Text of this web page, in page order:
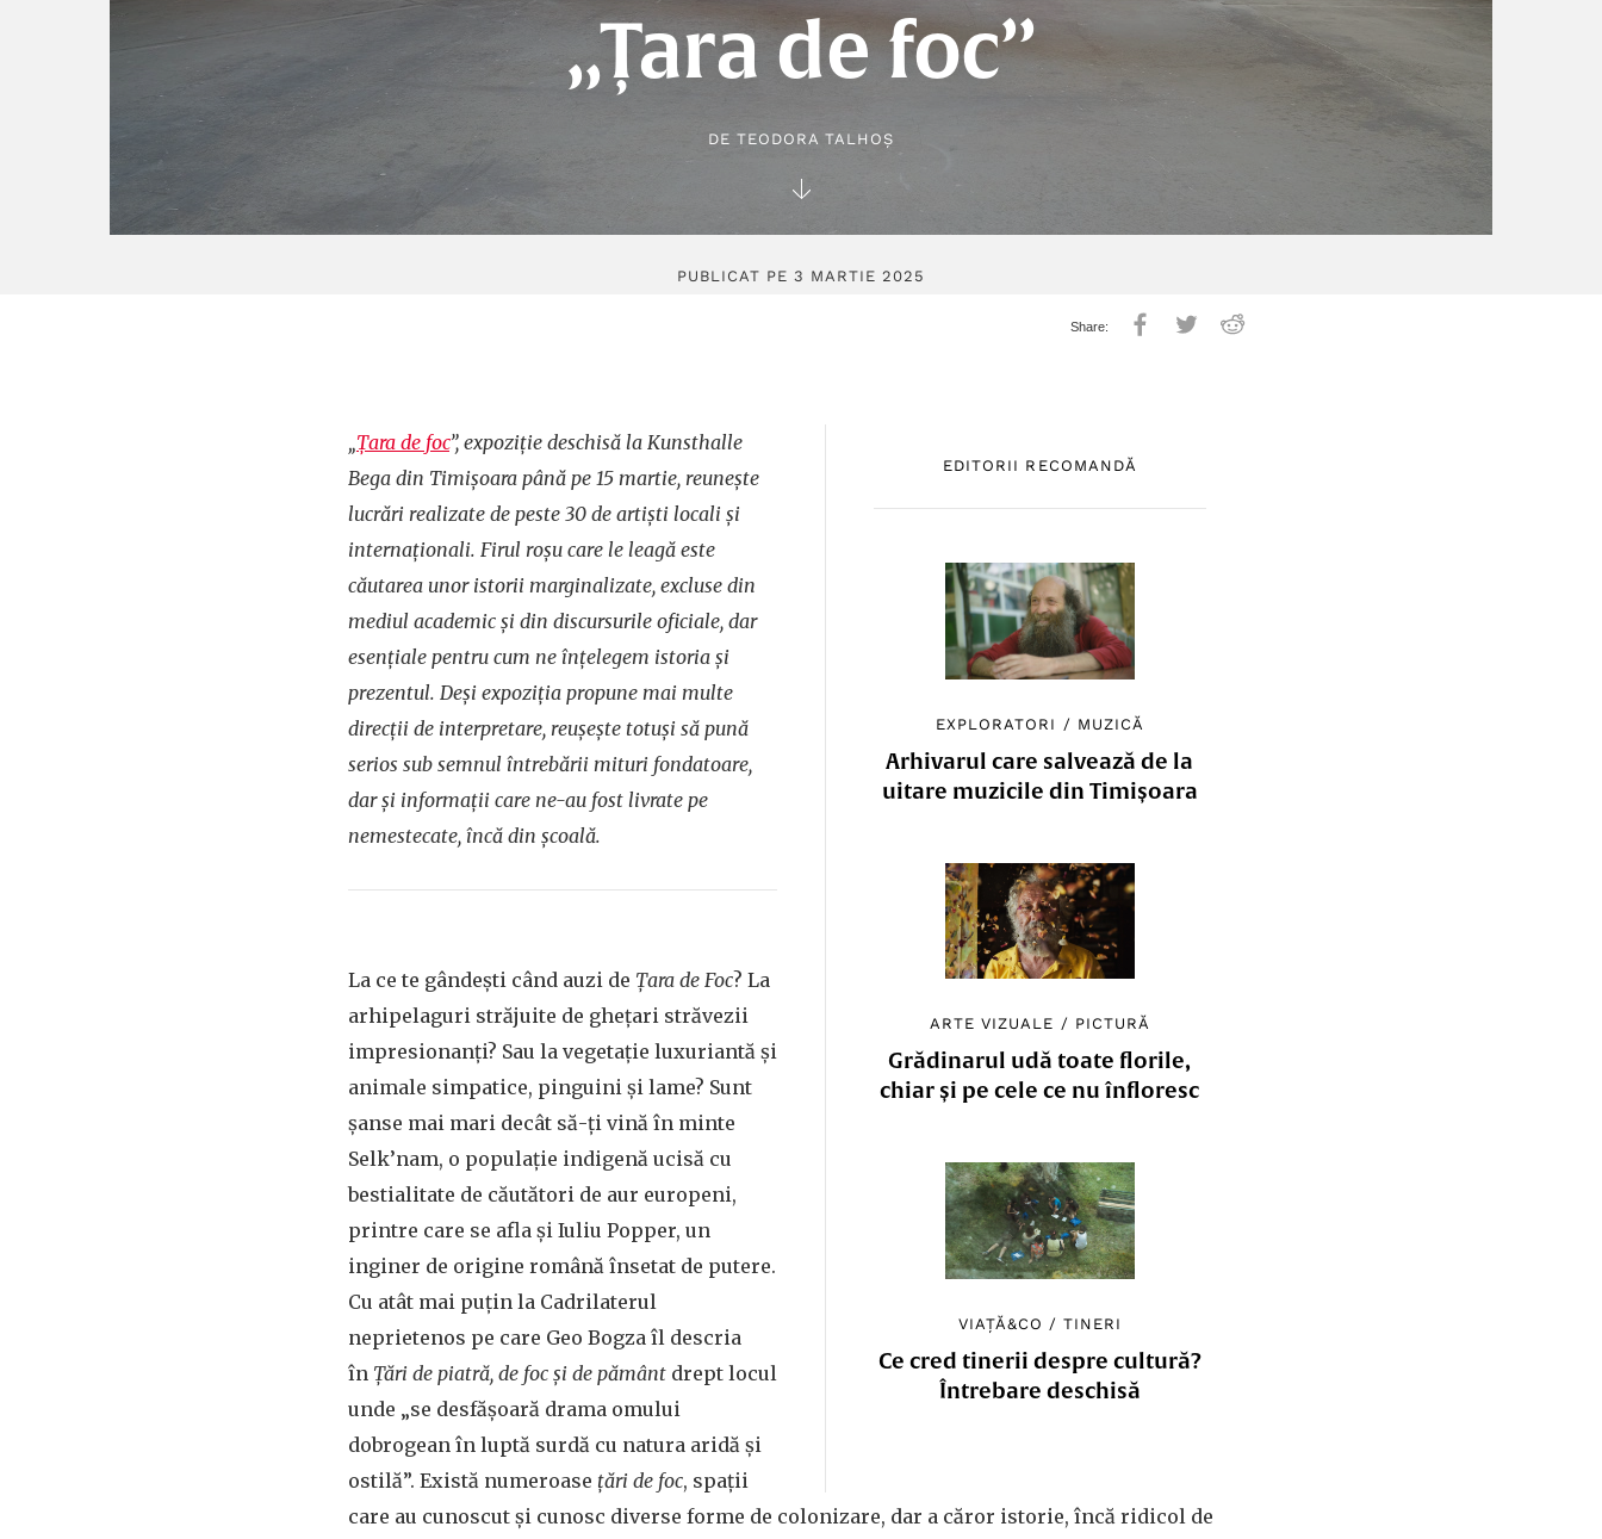
„Țara de foc”
DE TEODORA TALHOȘ
PUBLICAT PE 3 MARTIE 2025
EDITORII RECOMANDĂ
EXPLORATORI / MUZICĂ
Arhivarul care salvează de la
uitare muzicile din Timișoara
ARTE VIZUALE / PICTURĂ
Grădinarul udă toate florile,
chiar și pe cele ce nu înfloresc
VIAȚĂ&CO /TINERI
Ce cred tinerii despre cultură?
Întrebare deschisă
„Țara de foc”, expoziție deschisă la Kunsthalle
Bega din Timișoara până pe 15 martie, reunește
lucrări realizate de peste 30 de artiști locali și
internaționali. Firul roșu care le leagă este
căutarea unor istorii marginalizate, excluse din
mediul academic și din discursurile oficiale, dar
esențiale pentru cum ne înțelegem istoria și
prezentul. Deși expoziția propune mai multe
direcții de interpretare, reușește totuși să pună
serios sub semnul întrebării mituri fondatoare,
dar și informații care ne-au fost livrate pe
nemestecate, încă din școală.
La ce te gândești când auzi de Țara de Foc? La
arhipelaguri străjuite de ghețari străvezii
impresionanți? Sau la vegetație luxuriantă și
animale simpatice, pinguini și lame? Sunt
șanse mai mari decât să-ți vină în minte
Selk’nam, o populație indigenă ucisă cu
bestialitate de căutători de aur europeni,
printre care se afla și Iuliu Popper, un
inginer de origine română însetat de putere.
Cu atât mai puțin la Cadrilaterul
neprietenos pe care Geo Bogza îl descria
în Țări de piatră, de foc și de pământ drept locul
unde „se desfășoară drama omului
dobrogean în luptă surdă cu natura aridă și
ostilă”. Există numeroase țări de foc, spații
care au cunoscut și cunosc diverse forme de colonizare, dar a căror istorie, încă ridicol de